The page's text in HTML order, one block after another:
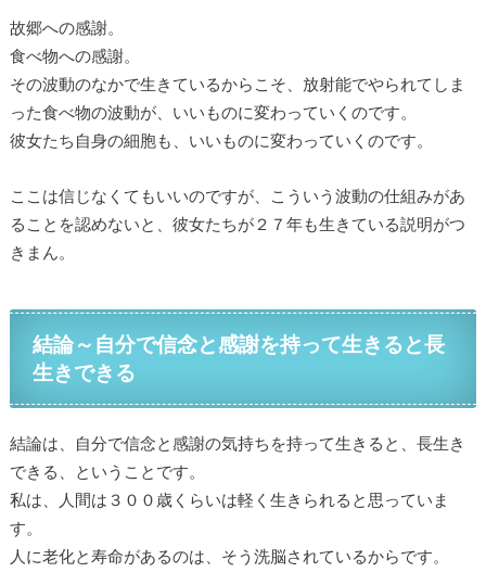
故郷への感謝。
食べ物への感謝。
その波動のなかで生きているからこそ、放射能でやられてしま
った食べ物の波動が、いいものに変わっていくのです。
彼女たち自身の細胞も、いいものに変わっていくのです。
ここは信じなくてもいいのですが、こういう波動の仕組みがあ
ることを認めないと、彼女たちが２７年も生きている説明がつ
きまん。
結論～自分で信念と感謝を持って生きると長
生きできる
結論は、自分で信念と感謝の気持ちを持って生きると、長生き
できる、ということです。
私は、人間は３００歳くらいは軽く生きられると思っていま
す。
人に老化と寿命があるのは、そう洗脳されているからです。